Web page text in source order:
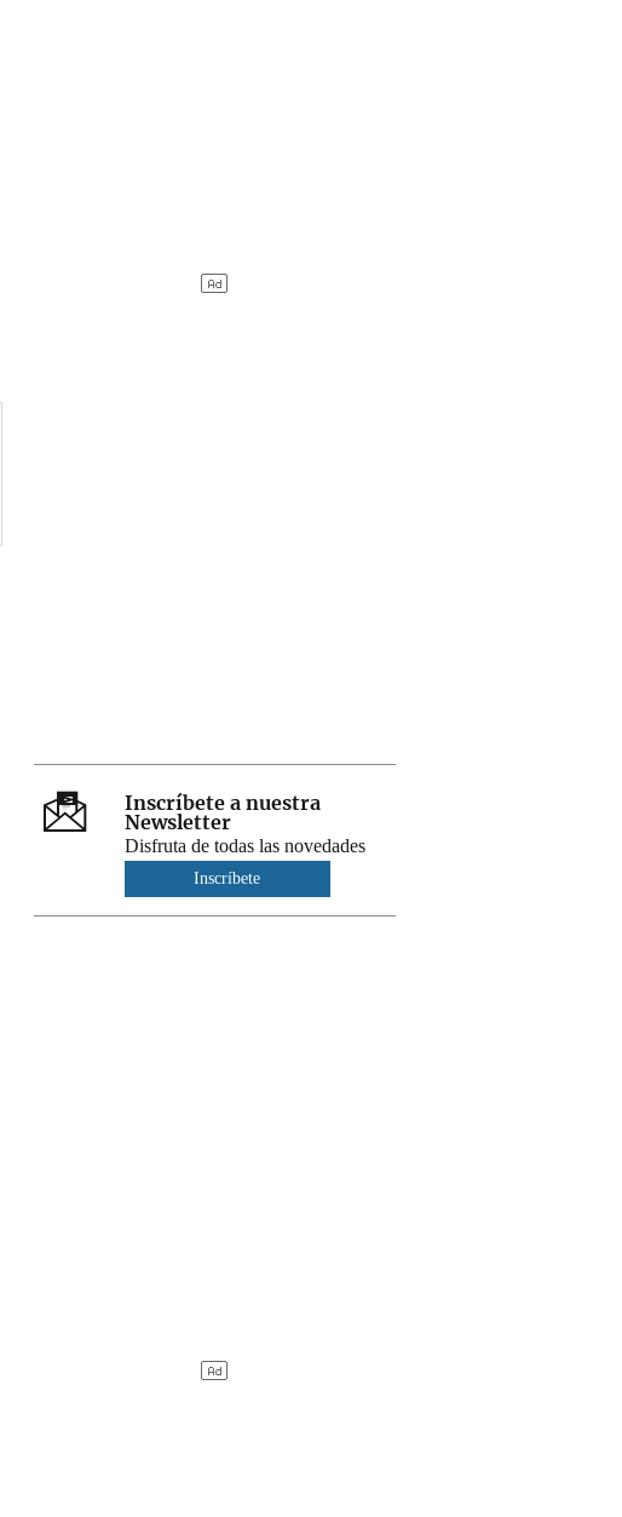
Inscríbete a nuestra
Newsletter
Disfruta de todas las novedades
Inscríbete